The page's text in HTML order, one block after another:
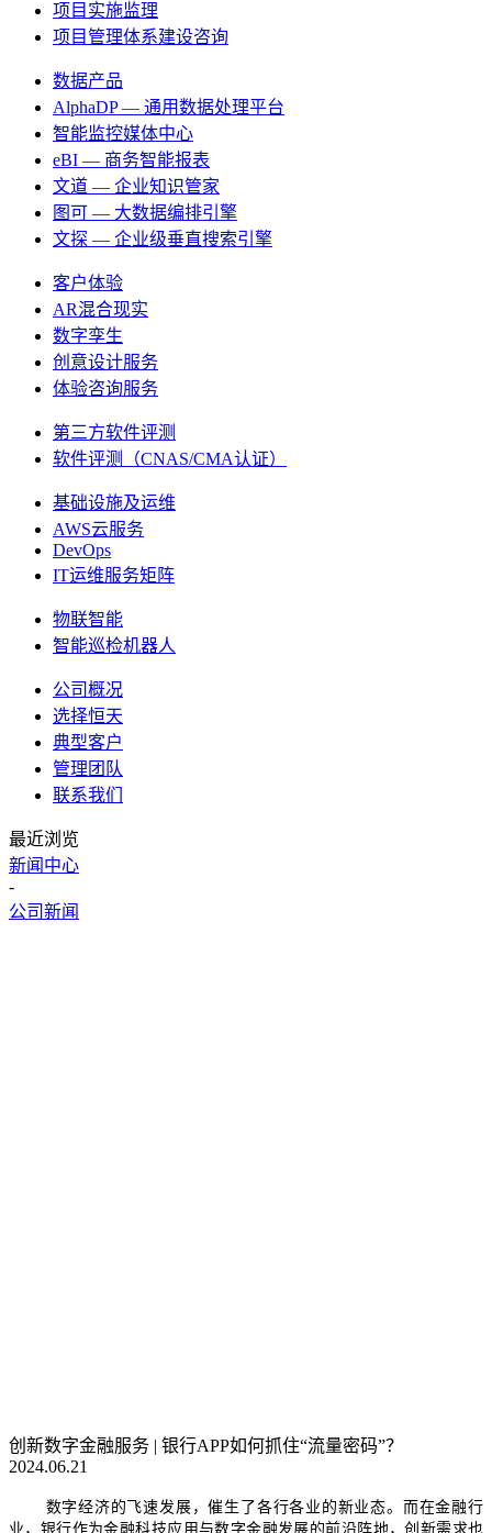
项目实施监理
项目管理体系建设咨询
数据产品
AlphaDP — 通用数据处理平台
智能监控媒体中心
eBI — 商务智能报表
文道 — 企业知识管家
图可 — 大数据编排引擎
文探 — 企业级垂直搜索引擎
客户体验
AR混合现实
数字孪生
创意设计服务
体验咨询服务
第三方软件评测
软件评测（CNAS/CMA认证）
基础设施及运维
AWS云服务
DevOps
IT运维服务矩阵
物联智能
智能巡检机器人
公司概况
选择恒天
典型客户
管理团队
联系我们
最近浏览
新闻中心
-
公司新闻
创新数字金融服务 | 银行APP如何抓住“流量密码”？
2024.06.21
数字经济的飞速发展，催生了各行各业的新业态。而在金融行
业，银行作为金融科技应用与数字金融发展的前沿阵地，创新需求也